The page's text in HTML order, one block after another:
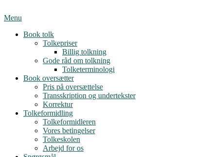
Menu
Book tolk
Tolkepriser
Billig tolkning
Gode råd om tolkning
Tolketerminologi
Book oversætter
Pris på oversættelse
Transskription og undertekster
Korrektur
Tolkeformidling
Tolkeformidleren
Vores betingelser
Tolkeskolen
Arbejd for os